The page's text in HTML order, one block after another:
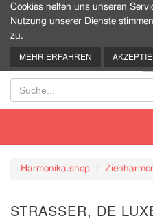
Harmonika.shop
STRASSER, DE
Cookies helfen uns unseren
Nutzung unserer Dienste
zu.
MEHR ERFAHREN